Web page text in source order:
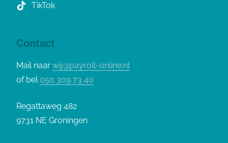
TikTok
Contact
Mail naar wij@payroll-online.nl
of bel 050 309 73 40
Regattaweg 482
9731 NE Groningen